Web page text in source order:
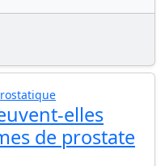
elles
de prostate